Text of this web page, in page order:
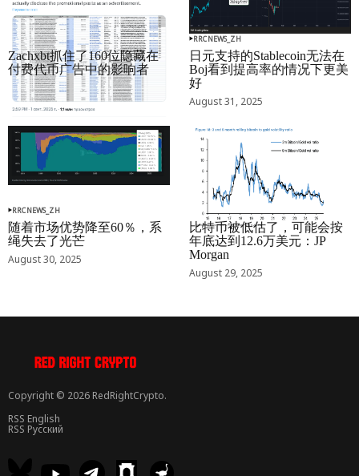
RRCNEWS_ZH
Zachxbt抓住了160位隐藏在
付费代币广告中的影响者
September 01, 2025
RRCNEWS_ZH
日元支持的Stablecoin无法在
Boj看到提高率的情况下更美
好
August 31, 2025
RRCNEWS_ZH
随着市场优势降至60％，系
绳失去了光芒
August 30, 2025
RRCNEWS_ZH
比特币被低估了，可能会按
年底达到12.6万美元：JP
Morgan
August 29, 2025
Copyright © 2026 RedRightCrypto.
RSS English
RSS Русский